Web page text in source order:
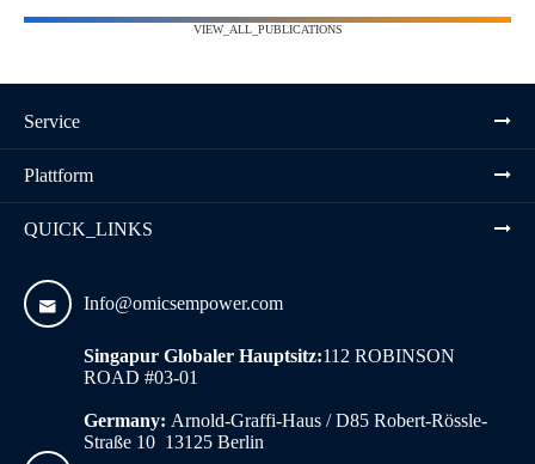
VIEW_ALL_PUBLICATIONS
Service
Plattform
QUICK_LINKS
 Info@omicsempower.com
Singapur Globaler Hauptsitz:112 ROBINSON
ROAD #03-01
Germany: Arnold-Graffi-Haus / D85 Robert-Rössle-
Straße 10 13125 Berlin